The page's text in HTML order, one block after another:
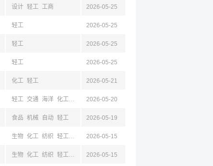
设计 轻工 工商 2026-05-25
轻工 2026-05-25
轻工 2026-05-25
轻工 2026-05-25
化工 轻工 2026-05-21
轻工 交通 海洋 化工 安全 2026-05-20
食品 机械 自动 轻工 2026-05-19
生物 化工 纺织 轻工 化学 基础医学
2026-05-15
生物 化工 纺织 轻工 化学 2026-05-15